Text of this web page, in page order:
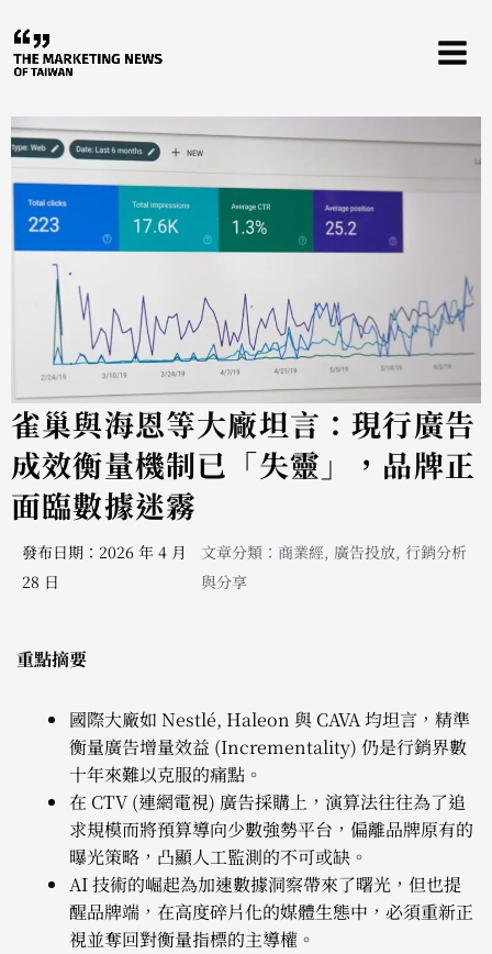
至
主
內
容
雀巢與海恩等大廠坦言：現行廣告
成效衡量機制已「失靈」，品牌正
面臨數據迷霧
發布日期：2026 年 4 月
28 日
文章分類： 商業經, 廣告投放, 行銷分析
與分享
重點摘要
國際大廠如 Nestlé, Haleon 與 CAVA 均坦言，精準
衡量廣告增量效益 (Incrementality) 仍是行銷界數
十年來難以克服的痛點。
在 CTV (連網電視) 廣告採購上，演算法往往為了追
求規模而將預算導向少數強勢平台，偏離品牌原有的
曝光策略，凸顯人工監測的不可或缺。
AI 技術的崛起為加速數據洞察帶來了曙光，但也提
醒品牌端，在高度碎片化的媒體生態中，必須重新正
視並奪回對衡量指標的主導權。